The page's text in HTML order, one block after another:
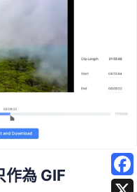
為 GIF